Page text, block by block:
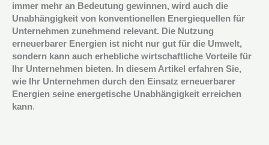
immer mehr an Bedeutung gewinnen, wird auch die
Unabhängigkeit von konventionellen Energiequellen für
Unternehmen zunehmend relevant. Die Nutzung
erneuerbarer Energien ist nicht nur gut für die Umwelt,
sondern kann auch erhebliche wirtschaftliche Vorteile für
Ihr Unternehmen bieten. In diesem Artikel erfahren Sie,
wie Ihr Unternehmen durch den Einsatz erneuerbarer
Energien seine energetische Unabhängigkeit erreichen
kann.